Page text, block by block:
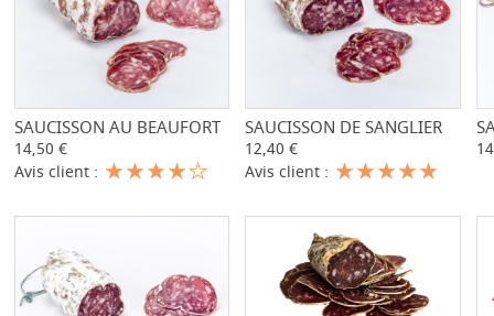
+
SAUCISSON AU BEAUFORT
14,50 €
Avis client :
- +
SAUCISSON DE SANGLIER
12,40 €
Avis client :